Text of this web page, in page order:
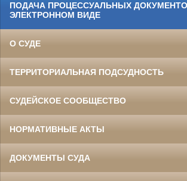
ПОДАЧА ПРОЦЕССУАЛЬНЫХ
ЭЛЕКТРОННОМ ВИДЕ
О СУДЕ
ТЕРРИТОРИАЛЬНАЯ ПОДСУДНОСТЬ
СУДЕЙСКОЕ СООБЩЕСТВО
НОРМАТИВНЫЕ АКТЫ
ДОКУМЕНТЫ СУДА